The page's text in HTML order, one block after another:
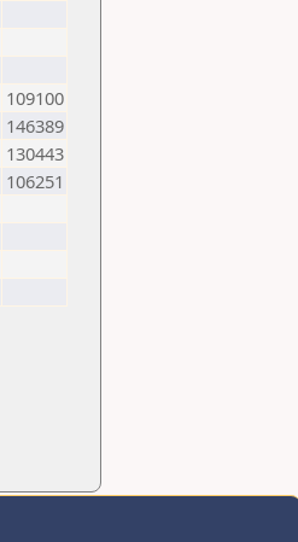
109100
146389
130443
106251